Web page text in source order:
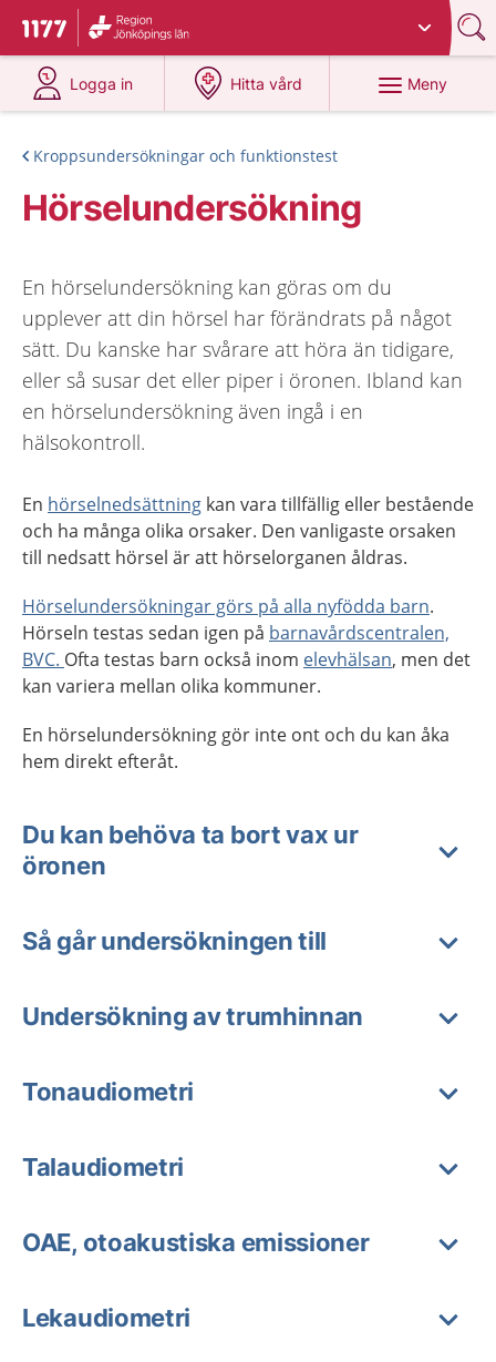
Till startsidan för 1177
Du har valt region
Logga in
på 1177.se
Hitta vård
på 1177.se
Meny
Kroppsundersökningar och funktionstest
Hörselundersökning
En hörselundersökning kan göras om du
upplever att din hörsel har förändrats på något
sätt. Du kanske har svårare att höra än tidigare,
eller så susar det eller piper i öronen. Ibland kan
en hörselundersökning även ingå i en
hälsokontroll.
En hörselnedsättning kan vara tillfällig eller bestående
och ha många olika orsaker. Den vanligaste orsaken
till nedsatt hörsel är att hörselorganen åldras.
Hörselundersökningar görs på alla nyfödda barn.
Hörseln testas sedan igen på barnavårdscentralen,
BVC. Ofta testas barn också inom elevhälsan, men det
kan variera mellan olika kommuner.
En hörselundersökning gör inte ont och du kan åka
hem direkt efteråt.
Du kan behöva ta bort vax ur
öronen
Så går undersökningen till
Undersökning av trumhinnan
Tonaudiometri
Talaudiometri
OAE, otoakustiska emissioner
Lekaudiometri